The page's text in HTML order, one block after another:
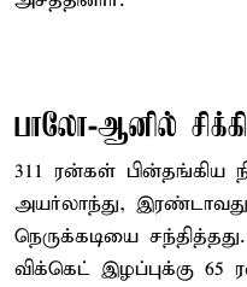
பாலோ-ஆனில்
311 ரன்கள்
அயர்லாந்து,
நெருக்கடியை
விக்கெட் இழப்புக்கு 65